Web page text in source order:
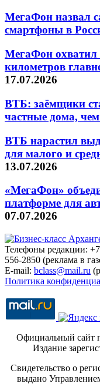
МегаФон назвал
смартфоны в
МегаФон охватил
километров
17.07.2026
ВТБ: заёмщики
частные дома,
ВТБ нарастил
для малого и
13.07.2026
«МегаФон»
платформе для
07.07.2026
Телефоны редакции:
556-2850 (реклама в
E-mail: bclass@mail.ru
Политика
Официальный сайт
Издание
Свидетельство о
выдано